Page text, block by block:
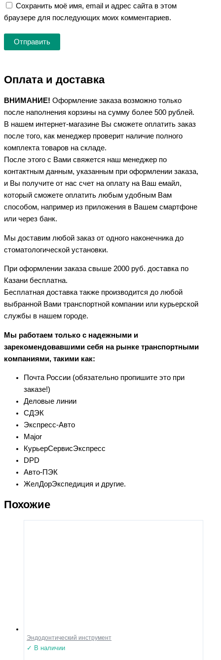
Сохранить моё имя, email и адрес сайта в этом
браузере для последующих моих комментариев.
Оплата и доставка
ВНИМАНИЕ! Оформление заказа возможно только
после наполнения корзины на сумму более 500 рублей.
В нашем интернет-магазине Вы сможете оплатить заказ
после того, как менеджер проверит наличие полного
комплекта товаров на складе.
После этого с Вами свяжется наш менеджер по
контактным данным, указанным при оформлении заказа,
и Вы получите от нас счет на оплату на Ваш емайл,
который сможете оплатить любым удобным Вам
способом, например из приложения в Вашем смартфоне
или через банк.
Мы доставим любой заказ от одного наконечника до
стоматологической установки.
При оформлении заказа свыше 2000 руб. доставка по
Казани бесплатна.
Бесплатная доставка также производится до любой
выбранной Вами транспортной компании или курьерской
службы в нашем городе.
Мы работаем только с надежными и
зарекомендовавшими себя на рынке транспортными
компаниями, такими как:
Почта России (обязательно пропишите это при
заказе!)
Деловые линии
СДЭК
Экспресс-Авто
Major
КурьерСервисЭкспресс
DPD
Авто-ПЭК
ЖелДорЭкспедиция и другие.
Похожие
Эндодонтический инструмент
✓ В наличии